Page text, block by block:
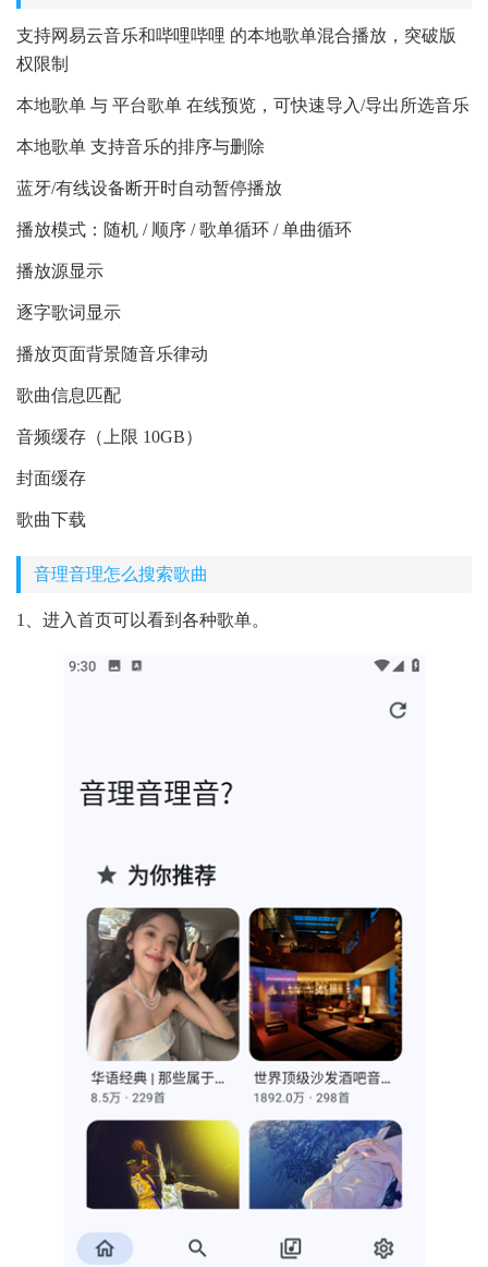
支持网易云音乐和哔哩哔哩 的本地歌单混合播放，突破版
权限制
本地歌单 与 平台歌单 在线预览，可快速导入/导出所选音乐
本地歌单 支持音乐的排序与删除
蓝牙/有线设备断开时自动暂停播放
播放模式：随机 / 顺序 / 歌单循环 / 单曲循环
播放源显示
逐字歌词显示
播放页面背景随音乐律动
歌曲信息匹配
音频缓存（上限 10GB）
封面缓存
歌曲下载
音理音理怎么搜索歌曲
1、进入首页可以看到各种歌单。